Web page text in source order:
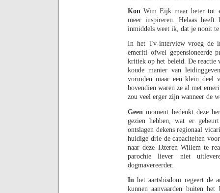
Kon Wim Eijk maar beter tot
meer inspireren. Helaas
inmiddels weet ik, dat je nooit
In het Tv-interview vroeg de
emeriti ofwel gepensioneerde
kritiek op het beleid. De reactie
koude manier van
vormden maar een klein deel
bovendien waren ze al met
zou veel erger zijn wanneer de
Geen moment bedenkt deze
gezien hebben, wat er
ontslagen dekens regionaal
huidige drie de capaciteiten
naar deze IJzeren Willem te
parochie liever niet
dogmavereerder.
In het aartsbisdom regeert de
kunnen aanvaarden buiten